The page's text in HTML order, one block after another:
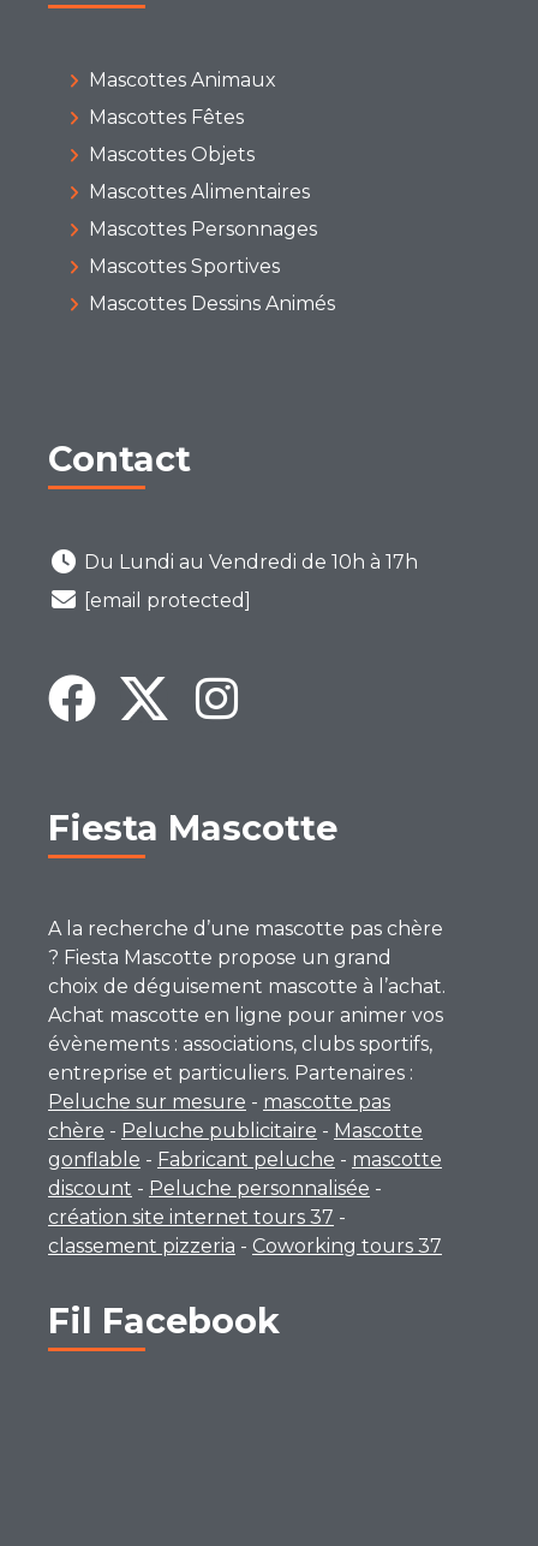
Mascottes Animaux
Mascottes Fêtes
Mascottes Objets
Mascottes Alimentaires
Mascottes Personnages
Mascottes Sportives
Mascottes Dessins Animés
Contact
Du Lundi au Vendredi de 10h à 17h
[email protected]
Fiesta Mascotte
A la recherche d’une mascotte pas chère
? Fiesta Mascotte propose un grand
choix de déguisement mascotte à l’achat.
Achat mascotte en ligne pour animer vos
évènements : associations, clubs sportifs,
entreprise et particuliers. Partenaires :
Peluche sur mesure - mascotte pas
chère - Peluche publicitaire - Mascotte
gonflable - Fabricant peluche - mascotte
discount - Peluche personnalisée -
création site internet tours 37 -
classement pizzeria - Coworking tours 37
Fil Facebook